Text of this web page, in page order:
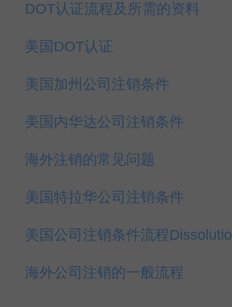
DOT认证流程及所需的资料
美国DOT认证
美国加州公司注销条件
美国内华达公司注销条件
海外注销的常见问题
美国特拉华公司注销条件
美国公司注销条件流程
海外公司注销的一般流程